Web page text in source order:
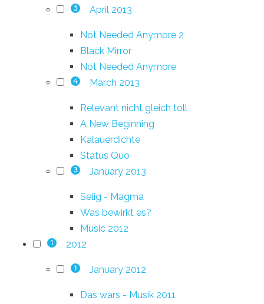
3 April 2013
Not Needed Anymore 2
Black Mirror
Not Needed Anymore
4 March 2013
Relevant nicht gleich toll
A New Beginning
Kalauerdichte
Status Quo
3 January 2013
Selig - Magma
Was bewirkt es?
Music 2012
1 2012
1 January 2012
Das wars - Musik 2011